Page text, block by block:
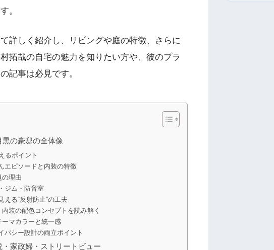
。
詳しく紹介し、リビングや庭の特徴、さらに
拓哉の自宅の魅力を知りたい方や、彼のプラ
記事は必見です。
の豪邸の全体像
るポイント
エピソードと内装の特徴
の理由
ジム・防音室
る“反射防止”の工夫
の配色コンセプトを読み解く
ーマカラーと統一感
バシー設計の両立ポイント
家政婦・ストリートビュー